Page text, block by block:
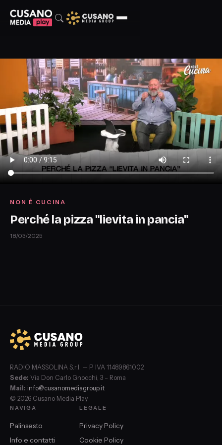
NON È CUCINA
Perché la pizza "lievita in pancia"
18/03/2025
RADIO MASSOLINA S.r.l. — P. IVA 11489861002
Sede: Via Don Carlo Gnocchi, 3 – Roma
Mail: info@cusanomediagroup.it
© 2026 Cusano Media Play
NAVIGA
Palinsesto
Info e contatti
LEGALE
Privacy Policy
Cookie Policy